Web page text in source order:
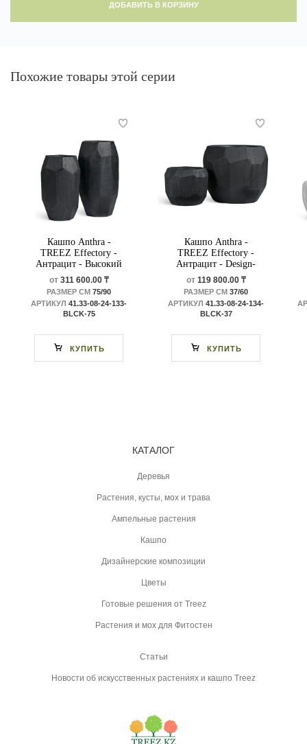
ДОБАВИТЬ В КОРЗИНУ
Похожие товары этой серии
Кашпо Anthra -
TREEZ Effectory -
Антрацит - Высокий
Design-многогранник
от311 600.00 ₸
РАЗМЕР СМ 75/90
АРТИКУЛ 41.33-08-24-133-
BLCK-75
КУПИТЬ
Кашпо Anthra -
TREEZ Effectory -
Антрацит - Design-
многогранник
от119 800.00 ₸
РАЗМЕР СМ 37/60
АРТИКУЛ 41.33-08-24-134-
BLCK-37
КУПИТЬ
КАТАЛОГ
Деревья
Растения, кусты, мох и трава
Ампельные растения
Кашпо
Дизайнерские композиции
Цветы
Готовые решения от Treez
Растения и мох для Фитостен
Статьи
Новости об искусственных растениях и кашпо Treez